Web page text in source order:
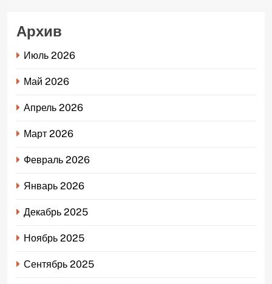
Архив
Июль 2026
Май 2026
Апрель 2026
Март 2026
Февраль 2026
Январь 2026
Декабрь 2025
Ноябрь 2025
Сентябрь 2025